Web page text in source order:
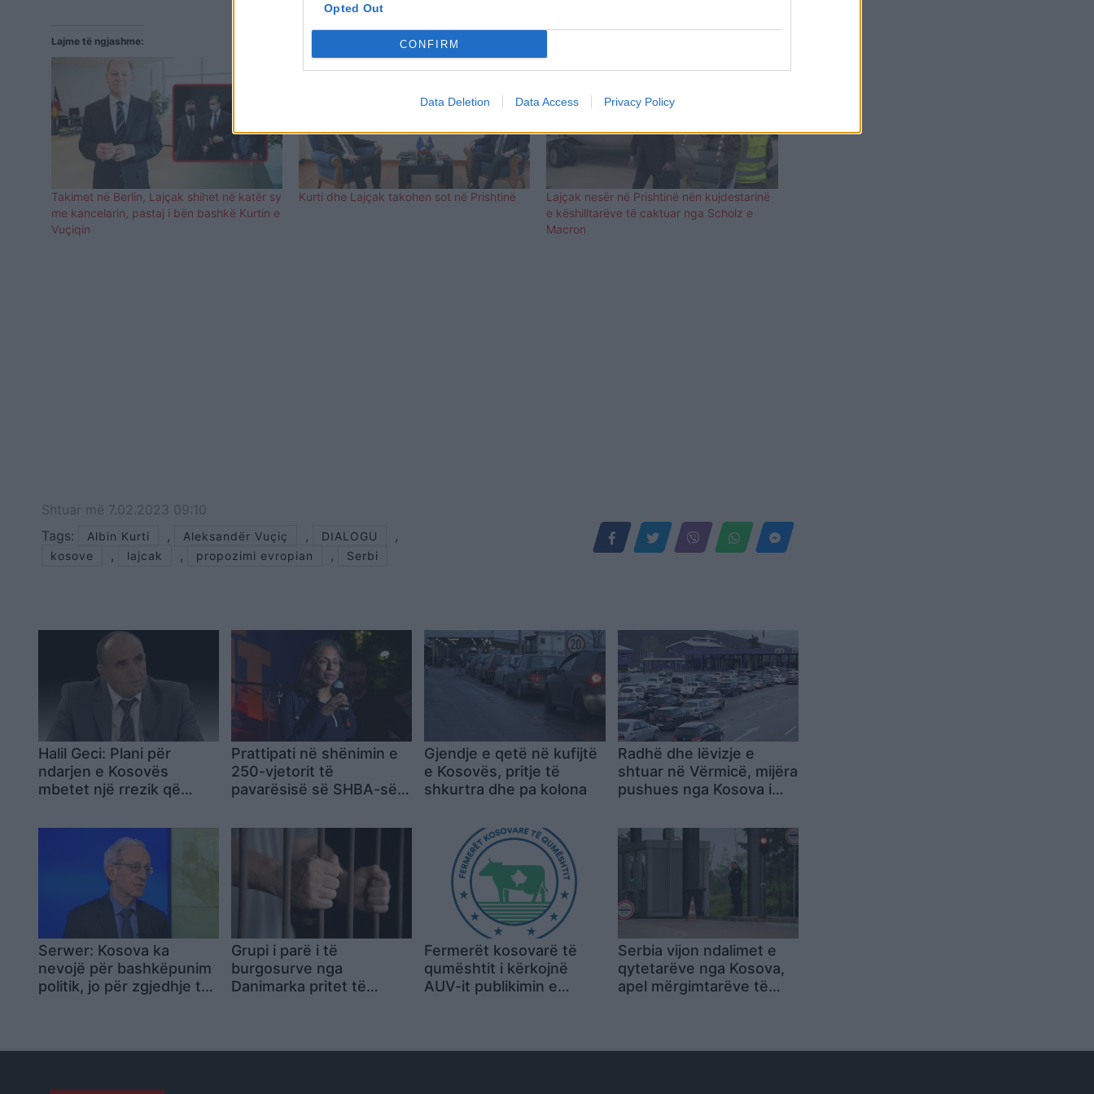
Opted Out
CONFIRM
Data Deletion Data Access Privacy Policy
Lajme të ngjashme:
Takimet në Berlin, Lajçak shihet në katër sy
me kancelarin, pastaj i bën bashkë Kurtin e
Vuçiqin
Kurti dhe Lajçak takohen sot në Prishtinë
Lajçak nesër në Prishtinë nën kujdestarinë
e këshilltarëve të caktuar nga Scholz e
Macron
Shtuar më 7.02.2023 09:10
Tags:
Albin Kurti , Aleksandër Vuçiç , DIALOGU ,
kosove , lajcak , propozimi evropian , Serbi
Halil Geci: Plani për
ndarjen e Kosovës
mbetet një rrezik që
nuk është për pazare
Prattipati në shënimin e
250-vjetorit të
pavarësisë së SHBA-së:
pro-amerikan në botë
Gjendje e qetë në kufijtë
e Kosovës, pritje të
shkurtra dhe pa kolona
Radhë dhe lëvizje e
shtuar në Vërmicë, mijëra
pushues nga Kosova i
Serwer: Kosova ka
nevojë për bashkëpunim
politik, jo për zgjedhje të
Grupi i parë i të
burgosurve nga
Danimarka pritet të
Fermerët kosovarë të
qumështit i kërkojnë
AUV-it publikimin e
Serbia vijon ndalimet e
qytetarëve nga Kosova,
apel mërgimtarëve të